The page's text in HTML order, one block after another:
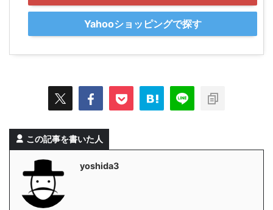
Yahooショッピングで探す
この記事を書いた人
yoshida3